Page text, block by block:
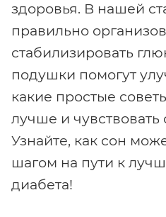
здоровья. В нашей
правильно
стабилизировать
подушки помогут
какие простые
лучше и чувствовать
Узнайте, как сон
шагом на пути к
диабета!